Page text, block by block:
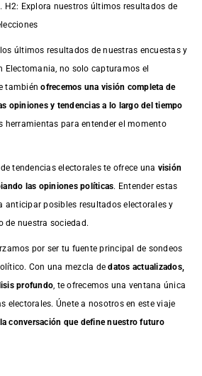
Explora nuestros últimos resultados de
últimos resultados de nuestras encuestasy
Electomania, no solo capturamos el
tambiénofrecemos una visión completa de
opiniones y tendencias a lo largo del tiempo
herramientas para entender el momento
tendencias electorales te ofrece una visión
las opiniones políticas. Entender estas
anticipar posibles resultados electorales y
de nuestra sociedad.
por ser tu fuente principal de sondeos
Con una mezcla dedatos actualizados,
profundo , te ofrecemos una ventana única
electorales. Únete a nosotros en este viaje
conversación que define nuestro futuro